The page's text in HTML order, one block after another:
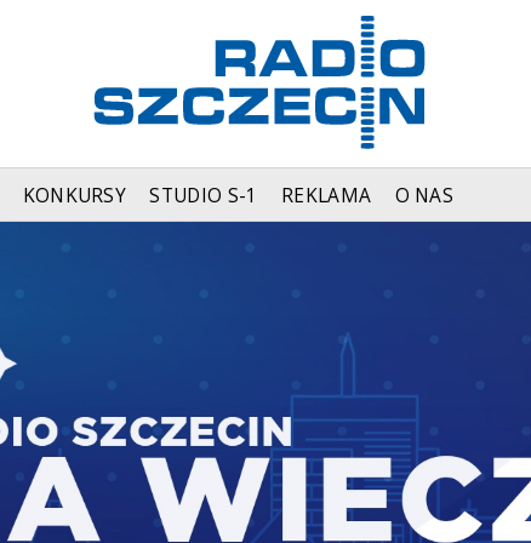
KONKURSY STUDIO S-1 REKLAMA O NAS